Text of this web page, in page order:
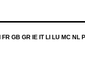
GB GR IE IT LI LU MC NL